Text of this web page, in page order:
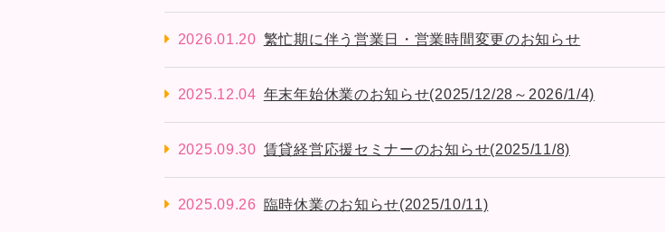
2026.01.20 繁忙期に伴う営業日・営業時間変更のお知らせ
2025.12.04 年末年始休業のお知らせ(2025/12/28～2026/1/4)
2025.09.30 賃貸経営応援セミナーのお知らせ(2025/11/8)
2025.09.26 臨時休業のお知らせ(2025/10/11)